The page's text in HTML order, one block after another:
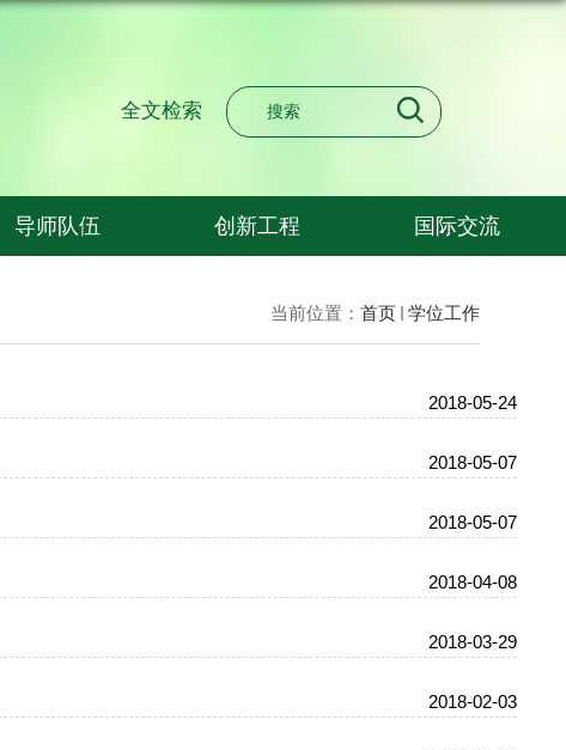
全文检索
导师队伍 创新工程 国际交流
当前位置： 首页 学位工作
2018-05-24
2018-05-07
2018-05-07
2018-04-08
2018-03-29
2018-02-03